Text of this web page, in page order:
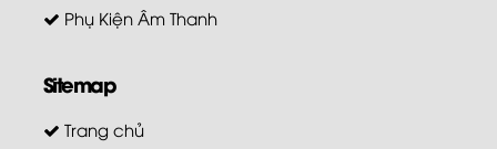
Phụ Kiện Âm Thanh
Sitemap
Trang chủ